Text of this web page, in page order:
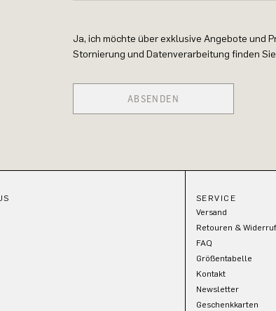
Ja, ich möchte über exklusive Angebote und
Stornierung und Datenverarbeitung finden
ABSENDEN
SERVICE
Versand
Retouren & Widerruf
FAQ
Größentabelle
Kontakt
Newsletter
Geschenkkarten